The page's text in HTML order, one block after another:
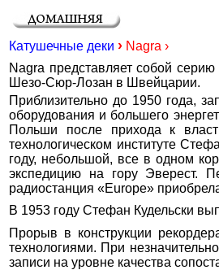
Катушечные деки › Nagra ›
Nagra представляет собой
Шезо-Сюр-Лозан в Швейцарии.
Приблизительно до 1950 года,
оборудования и большего
Польши после прихода к
технологическом институте
году, небольшой, все в одном
экспедицию на гору Эверест.
радиостанция «Europe»
В 1953 году Стефан Кудельски
Прорыв в конструкции
технологиями. При
записи на уровне качества